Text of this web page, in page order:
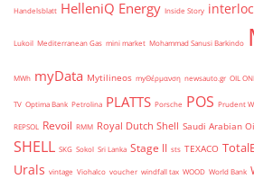
Handelsblatt HelleniQ Energy Inside Story
Lukoil Mediterranean Gas mini market Mohammad Sanusi Barkindo
MWh myData Mytilineos myΘέρμανση newsauto.gr OIL
TV Optima Bank Petrolina PLATTS Porsche POS Prudent
REPSOL Revoil RMM Royal Dutch Shell Saudi Arabian
SHELL SKG Sokol Sri Lanka Stage II sts TEXACO
Urals vintage Viohalco voucher windfall tax WOOD World Bank